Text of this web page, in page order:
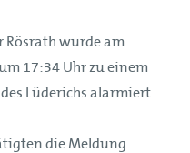
Rösrath wurde am
17:34 Uhr zu einem
Lüderichs alarmiert.
die Meldung.